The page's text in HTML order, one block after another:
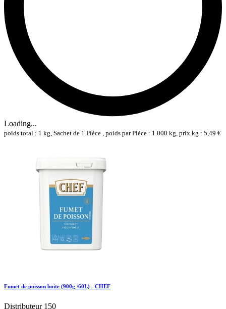
Loading...
poids total : 1 kg, Sachet de 1 Pièce , poids par Pièce : 1.000 kg, prix kg : 5,49 €
Fumet de poisson boite (900g /60L) - CHEF
Distributeur 150